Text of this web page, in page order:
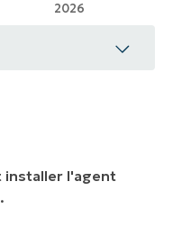
2026
installer l'agent